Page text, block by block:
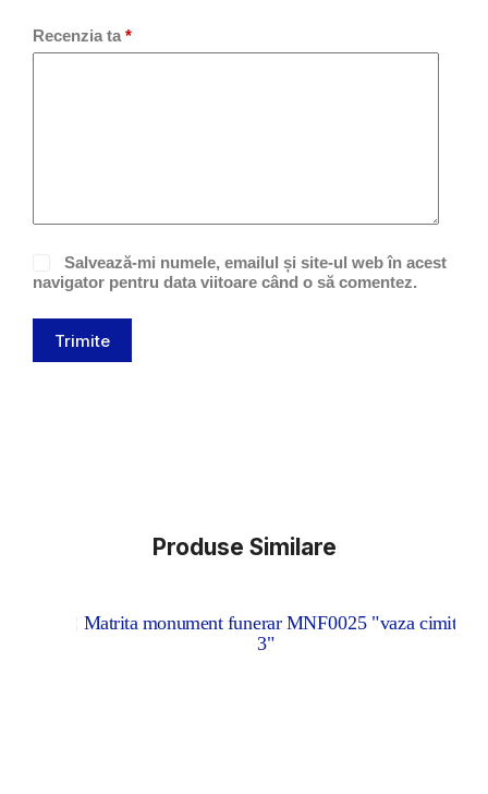
Recenzia ta *
Salvează-mi numele, emailul și site-ul web în acest
navigator pentru data viitoare când o să comentez.
Trimite
Produse Similare